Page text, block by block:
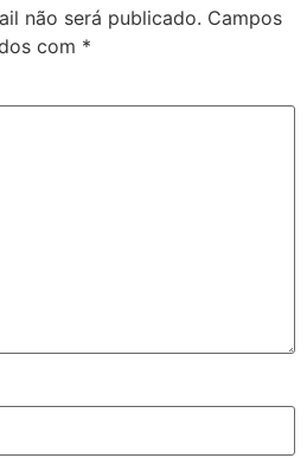
não será publicado. Campos
com *